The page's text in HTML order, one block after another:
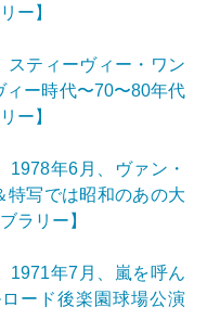
ー】
スティーヴィー・ワン
ィー時代〜70〜80年代
ー】
1978年6月、ヴァン・
特写では昭和のあの大
ラリー】
1971年7月、嵐を呼ん
ード後楽園球場公演